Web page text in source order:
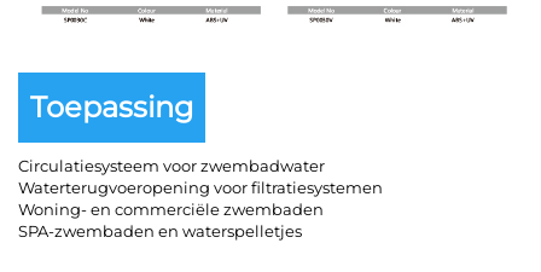
Toepassing
Circulatiesysteem voor zwembadwater
Waterterugvoeropening voor filtratiesystemen
Woning- en commerciële zwembaden
SPA-zwembaden en waterspelletjes